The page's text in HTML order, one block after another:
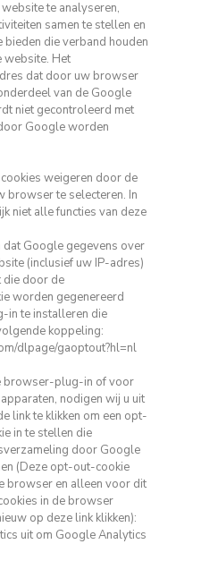
te analyseren,
samen te stellen en
bieden die verband houden
website. Het
dat door uw browser
van de Google
niet gecontroleerd met
Google worden
weigeren door de
browser te selecteren. In
niet alle functies van deze
dat Google gegevens over
(inclusief uw IP-adres)
die door de
worden gegenereerd
te installeren die
koppeling:
dlpage/gaoptout?hl=nl
browser-plug-in of voor
nodigen wij u uit
link te klikken om een ​​opt-
in te stellen die
door Google
(Deze opt-out-cookie
browser en alleen voor dit
in de browser
op deze link klikken):
uit om Google Analytics